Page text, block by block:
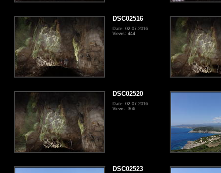
DSC02516
Date: 02.07.2016
Views: 444
DSC02520
Date: 02.07.2016
Views: 366
DSC02523